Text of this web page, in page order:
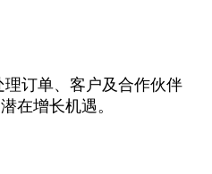
订单、客户及合作伙伴
在增长机遇。